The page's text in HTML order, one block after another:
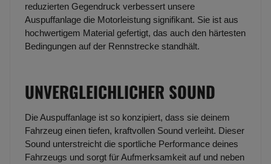
reduzierten Gegendruck verbessert unsere
Auspuffanlage die Motorleistung signifikant. Sie ist aus
hochwertigem Material gefertigt, das auch den härtesten
Bedingungen auf der Rennstrecke standhält.
UNVERGLEICHLICHER SOUND
Die Auspuffanlage ist so konzipiert, dass sie deinem
Fahrzeug einen tiefen, kraftvollen Sound verleiht. Dieser
Sound unterstreicht die sportliche Performance deines
Fahrzeugs und sorgt für Aufmerksamkeit auf und neben